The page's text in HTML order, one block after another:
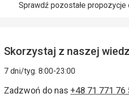
Sprawdź pozostałe propozycje
Skorzystaj z naszej
7 dni/tyg. 8:00-23:00
Zadzwoń do nas +48 71 771 76